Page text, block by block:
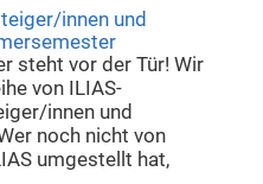
innen und
steht vor der Tür! Wir
von ILIAS-
innen und
noch nicht von
umgestellt hat,